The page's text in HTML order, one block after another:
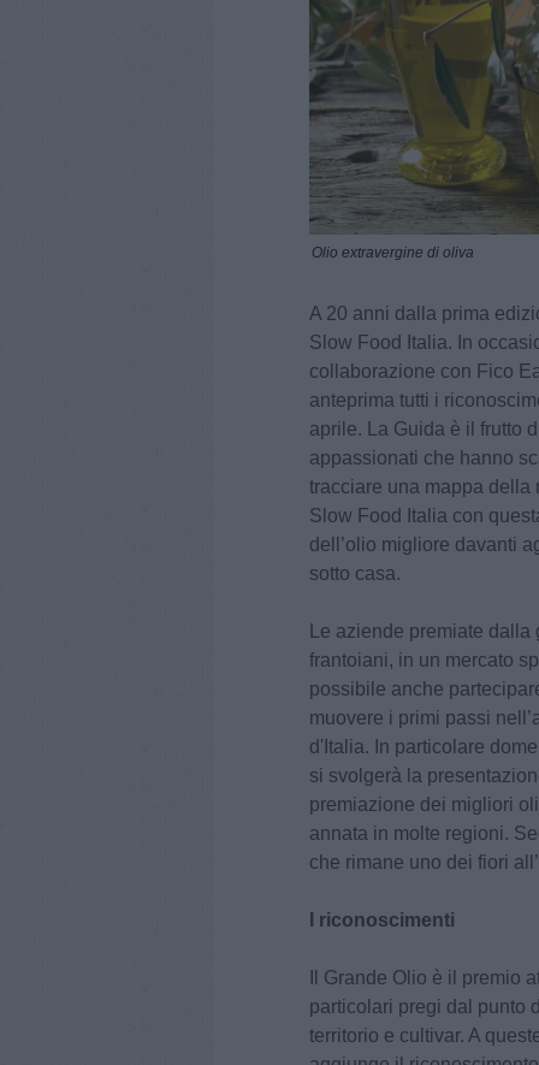
Olio extravergine di oliva
A 20 anni dalla prima
Slow Food Italia. In
collaborazione con Fico
anteprima tutti i
aprile. La Guida è il frutto
appassionati che hanno
tracciare una mappa della
Slow Food Italia con
dell’olio migliore davanti
sotto casa.
Le aziende premiate
frantoiani, in un mercato
possibile anche
muovere i primi passi
d'Italia. In particolare
si svolgerà la
premiazione dei migliori
annata in molte regioni.
che rimane uno dei fiori
I riconoscimenti
Il Grande Olio è il premio
particolari pregi dal punto
territorio e cultivar. A